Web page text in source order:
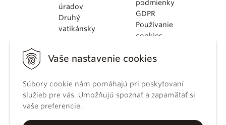
Vaše nastavenie cookies
Súbory cookie nám pomáhajú pri poskytovaní
služieb pre vás. Umožňujú spoznať a zapamätať si
vaše preferencie.
úradov
Druhý
vatikánsky
KBS
kánonického
práva
Katechizmus
podmienky
GDPR
Používanie
cookies